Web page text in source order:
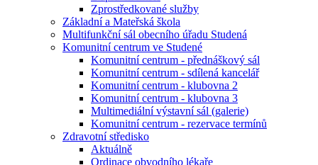
Zprostředkované služby
Základní a Mateřská škola
Multifunkční sál obecního úřadu Studená
Komunitní centrum ve Studené
Komunitní centrum - přednáškový sál
Komunitní centrum - sdílená kancelář
Komunitní centrum - klubovna 2
Komunitní centrum - klubovna 3
Multimediální výstavní sál (galerie)
Komunitní centrum - rezervace termínů
Zdravotní středisko
Aktuálně
Ordinace obvodního lékaře